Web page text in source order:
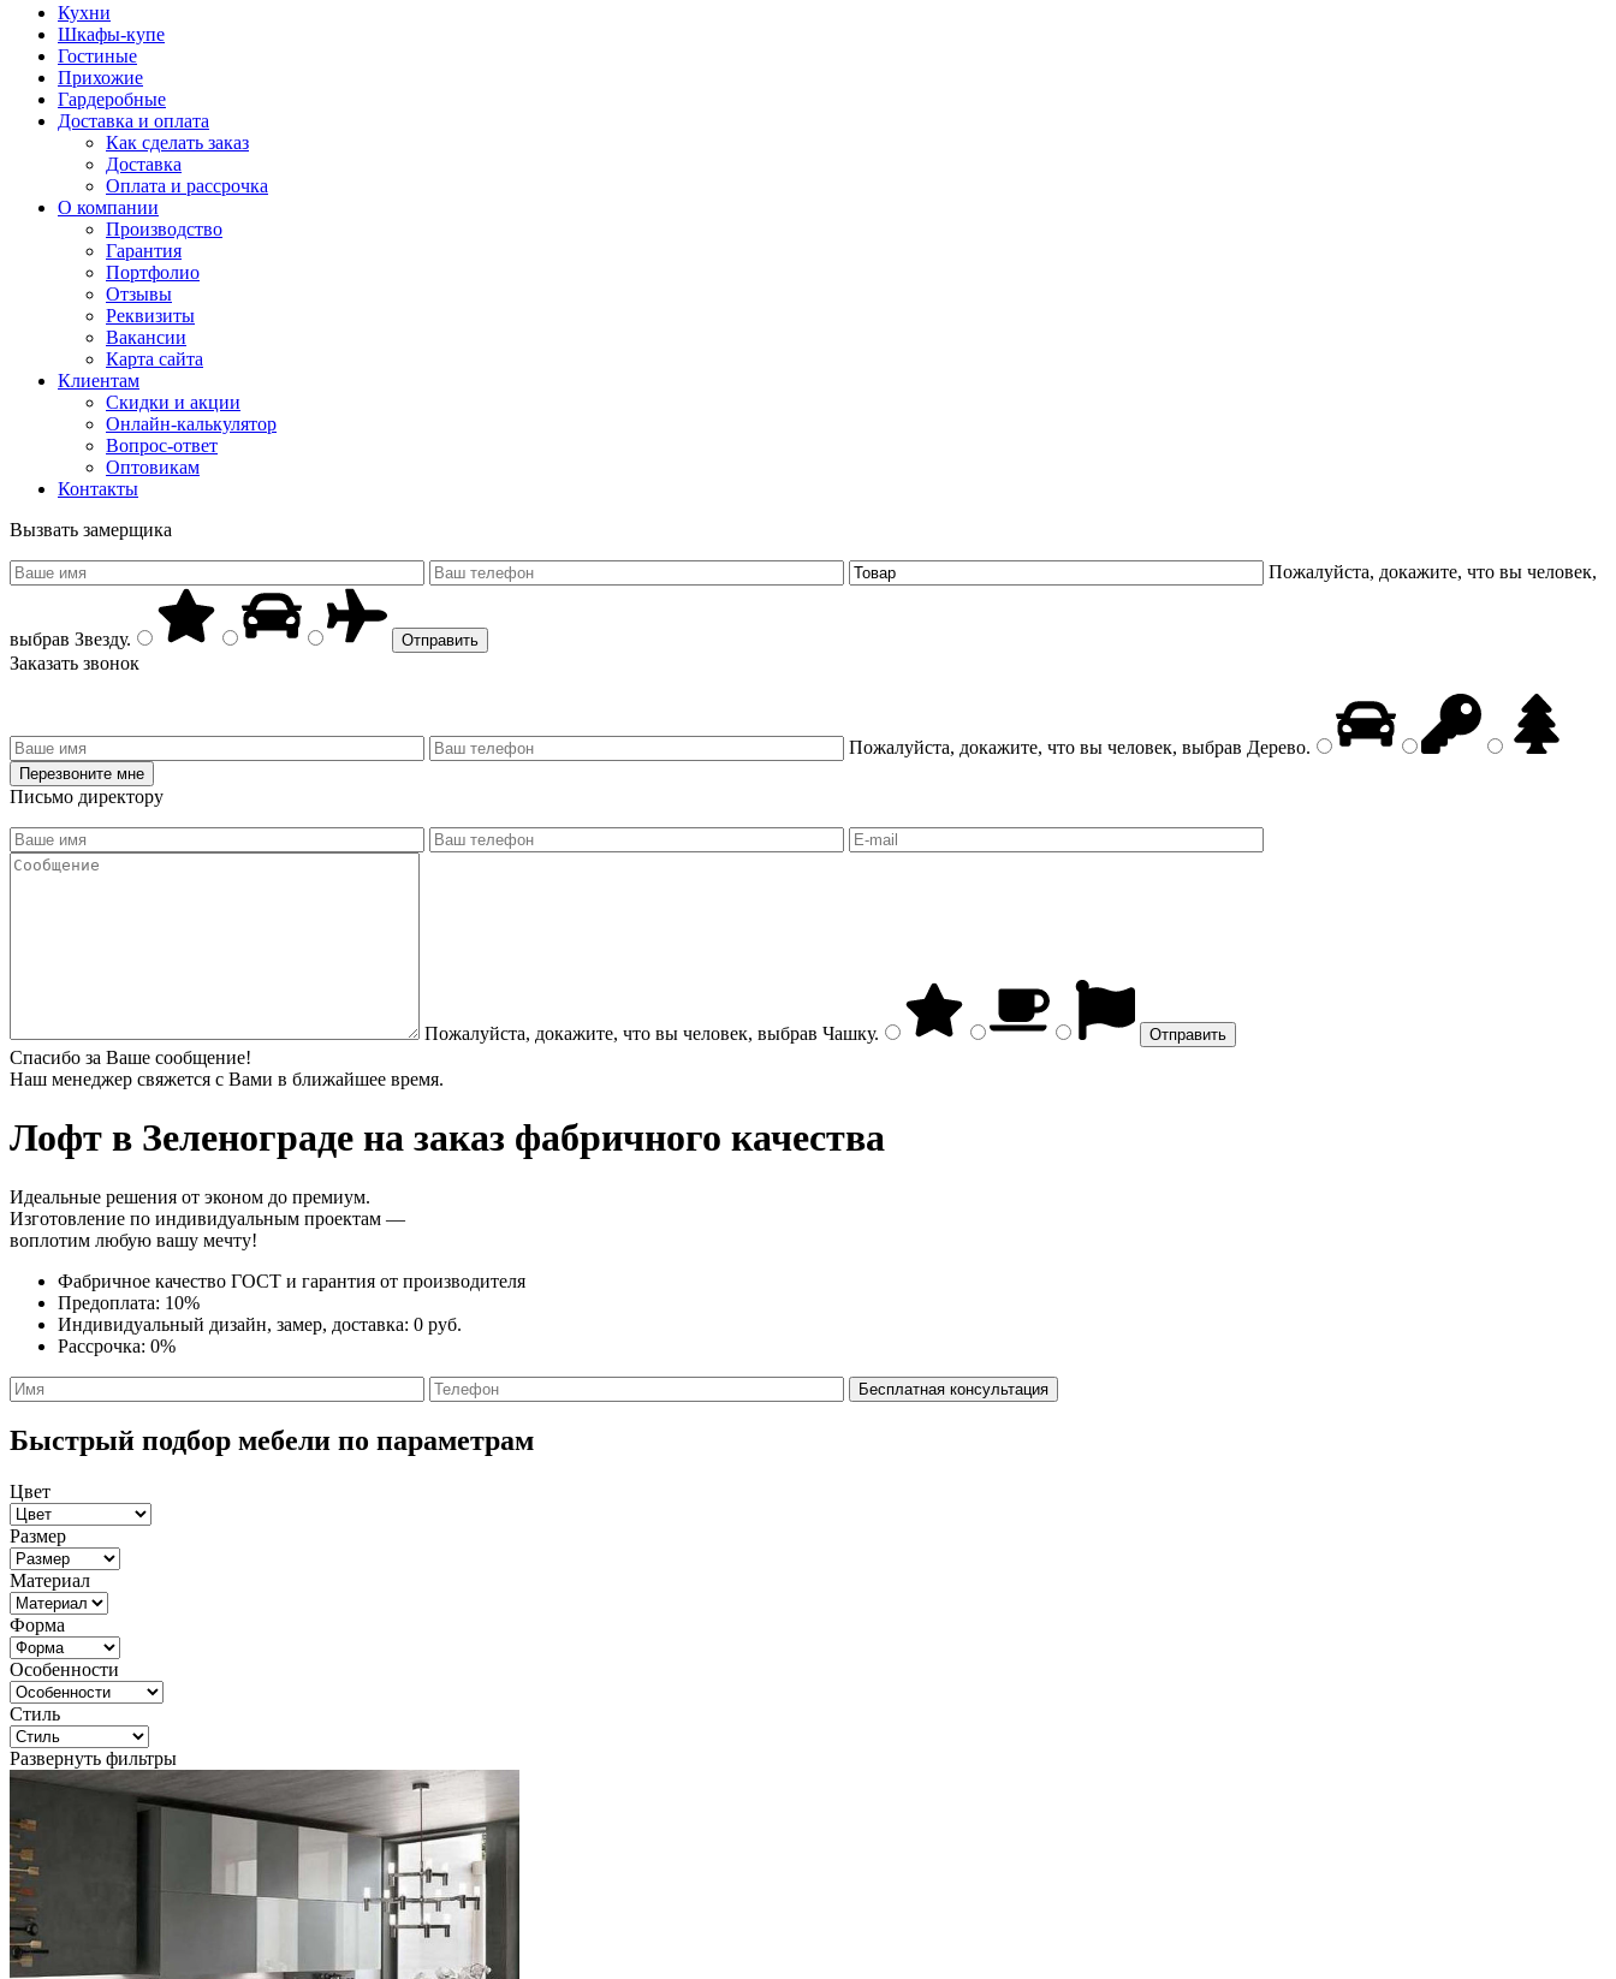
Кухни
Шкафы-купе
Гостиные
Прихожие
Гардеробные
Доставка и оплата
Как сделать заказ
Доставка
Оплата и рассрочка
О компании
Производство
Гарантия
Портфолио
Отзывы
Реквизиты
Вакансии
Карта сайта
Клиентам
Скидки и акции
Онлайн-калькулятор
Вопрос-ответ
Оптовикам
Контакты
Вызвать замерщика
Пожалуйста, докажите, что вы человек,
выбрав Звезду.
Заказать звонок
Пожалуйста, докажите, что вы человек, выбрав Дерево.
Письмо директору
Пожалуйста, докажите, что вы человек, выбрав Чашку.
Спасибо за Ваше сообщение!
Наш менеджер свяжется с Вами в ближайшее время.
Лофт в Зеленограде на заказ фабричного качества
Идеальные решения от эконом до премиум.
Изготовление по индивидуальным проектам —
воплотим любую вашу мечту!
Фабричное качество ГОСТ и гарантия от производителя
Предоплата: 10%
Индивидуальный дизайн, замер, доставка: 0 руб.
Рассрочка: 0%
Быстрый подбор мебели по параметрам
Цвет
Размер
Материал
Форма
Особенности
Стиль
Развернуть фильтры